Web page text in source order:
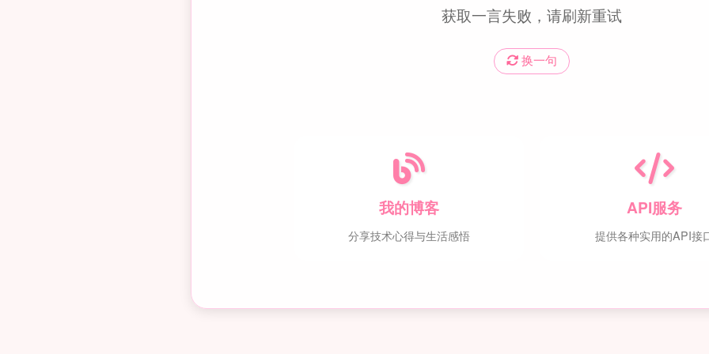
获取一言失败，请刷新重试
换一句
我的博客
分享技术心得与生活感悟
API服务
提供各种实用的API接